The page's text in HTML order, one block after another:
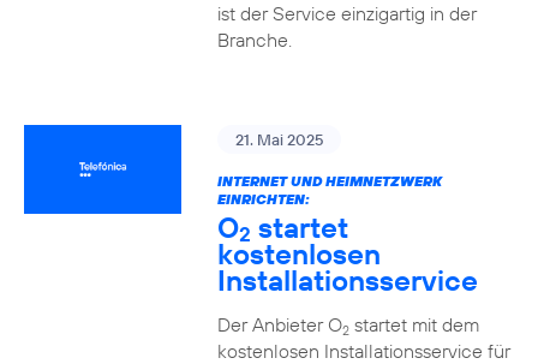
ist der Service einzigartig in der
Branche.
21. Mai 2025
INTERNET UND HEIMNETZWERK
EINRICHTEN:
O2 startet
kostenlosen
Installationsservice
Der Anbieter O2startet mit dem
kostenlosen Installationsservice für